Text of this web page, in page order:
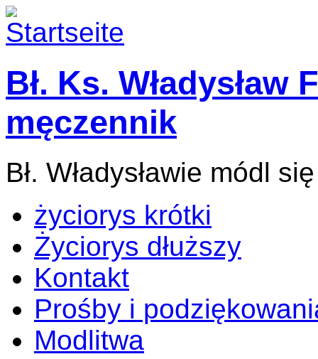
Bł. Ks. Władysław
męczennik
Bł. Władysławie módl
życiorys krótki
Życiorys dłuższy
Kontakt
Prośby i
Modlitwa